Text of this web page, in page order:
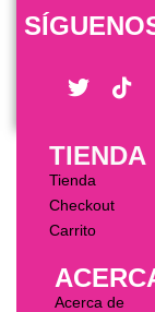
TIENDA
Tienda
Checkout
Carrito
Acerca de